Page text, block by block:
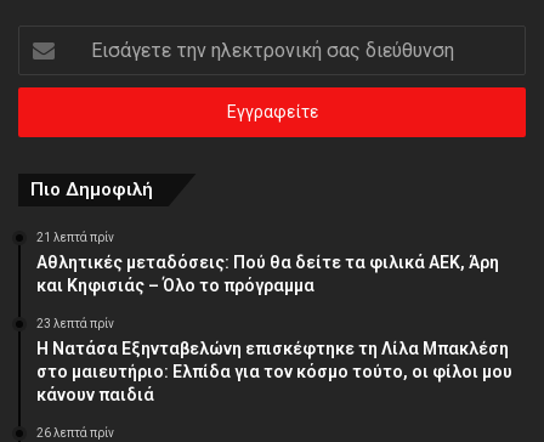
Εισάγετε
την
ηλεκτρονική
διεύθυνση
Πιο Δημοφιλή
21 λεπτά πρίν
Αθλητικές μεταδόσεις: Πού θα δείτε τα φιλικά ΑΕΚ, Άρη
και Κηφισιάς – Όλο το πρόγραμμα
23 λεπτά πρίν
Η Νατάσα Εξηνταβελώνη επισκέφτηκε τη Λίλα Μπακλέση
στο μαιευτήριο: Ελπίδα για τον κόσμο τούτο, οι φίλοι μου
κάνουν παιδιά
26 λεπτά πρίν